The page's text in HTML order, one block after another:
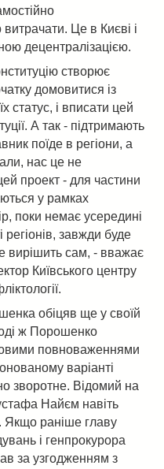
Це в Києві і
децентралізацією.
створює
домовитися із
статус, і вписати цей
А так - підтримають
поїде в регіони, а
нас це не
проект - для частини
у рамках
поки немає усередині
регіонів, завжди буде
вирішить сам, - вважає
Київського центру
обіцяв ще у своїй
ж Порошенко
повноваженнями
варіанті
зворотне. Відомий на
Найєм навіть
Якщо раніше главу
і генпрокурора
за узгодженням з